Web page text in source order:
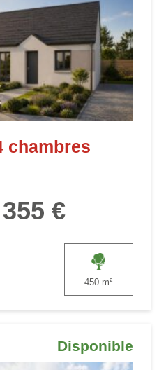
chambres
€
450 m²
Disponible